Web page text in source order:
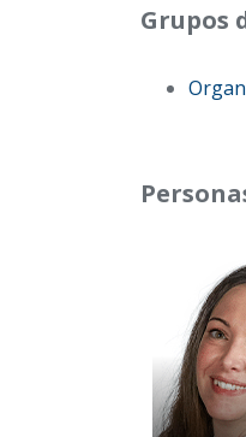
Grupos